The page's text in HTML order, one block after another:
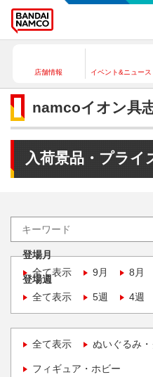
店舗情報 イベント&ニュース
namcoイオン具
入荷景品・プライ
登場月
全て表示
9月 8月
登場週
全て表示
5週 4週
全て表示 ぬいぐるみ
フィギュア・ホビー